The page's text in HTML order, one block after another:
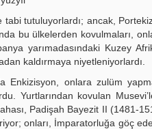
tabi tutuluyorlardı; ancak,
bu ülkelerden kovulmaları,
yarımadasındaki Kuzey
kaldırmaya niyetleniyorlardı.
Enkizisyon, onlara zulüm
Yurtlarından kovulan
Padişah Bayezit II (1481-
onları, İmparatorluğa göç